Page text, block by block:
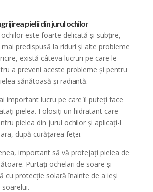
pielii din jurul ochilor
ochilor este foarte delicată și subțire,
predispusă la riduri și alte probleme
există câteva lucruri pe care le
a preveni aceste probleme și pentru
sănătoasă și radiantă.
important lucru pe care îl puteți face
pielea. Folosiți un hidratant care
pielea din jurul ochilor și aplicați-l
după curățarea feței.
important să vă protejați pielea de
Purtați ochelari de soare și
cu protecție solară înainte de a ieși